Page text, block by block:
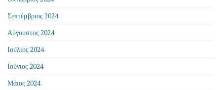
Σεπτέμβριος 2024
Αύγουστος 2024
Ιούλιος 2024
Ιούνιος 2024
Μάιος 2024